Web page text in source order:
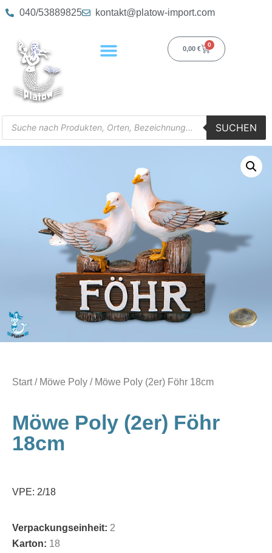
040/53889825 kontakt@platow-import.com
0,00 €
0
SUCHEN
Start/ Möwe Poly / Möwe Poly (2er) Föhr 18cm
Möwe Poly (2er) Föhr
18cm
VPE: 2/18
Verpackungseinheit: 2
Karton: 18